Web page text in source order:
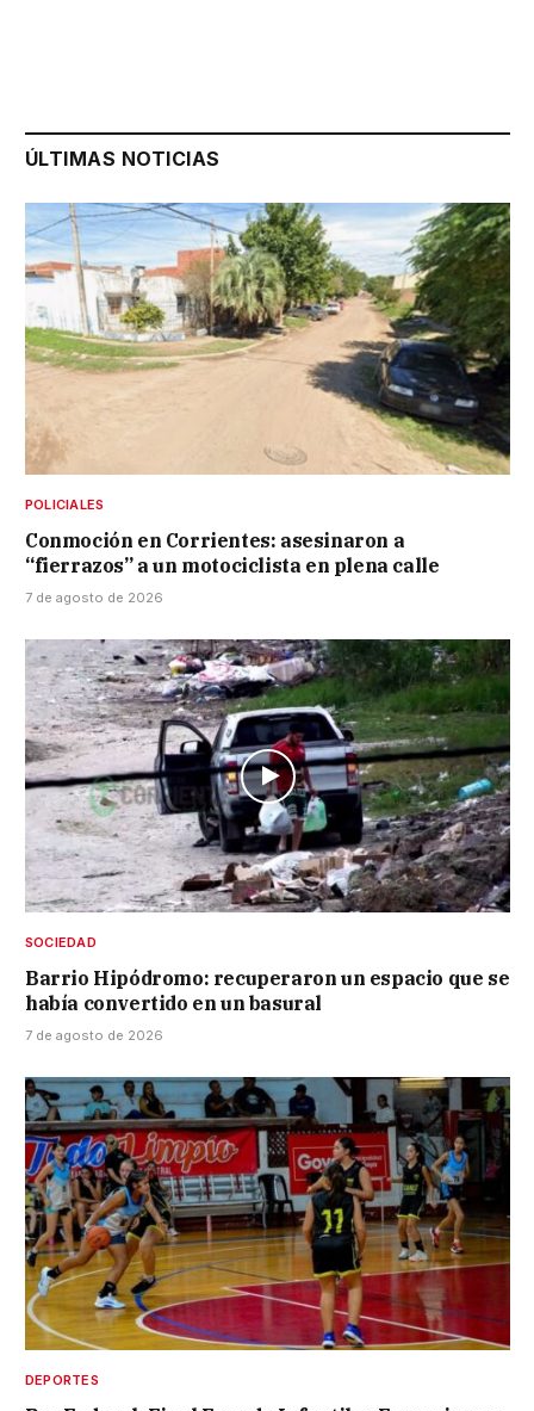
ÚLTIMAS NOTICIAS
POLICIALES
Conmoción en Corrientes: asesinaron a
“fierrazos” a un motociclista en plena calle
7 de agosto de 2026
SOCIEDAD
Barrio Hipódromo: recuperaron un espacio que se
había convertido en un basural
7 de agosto de 2026
DEPORTES